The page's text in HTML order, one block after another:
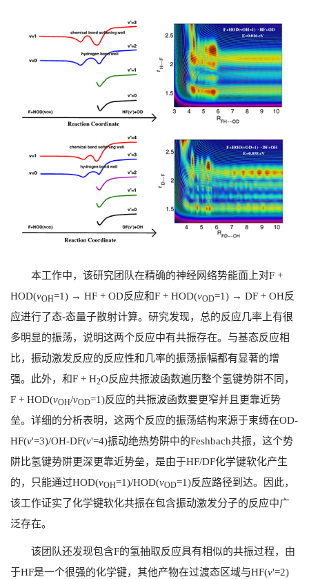
本工作中，该研究团队在精确的神经网络势能面上对F +
HOD(vOH=1) → HF + OD反应和F + HOD(vOD=1) → DF + OH反
应进行了态-态量子散射计算。研究发现，总的反应几率上有很
多明显的振荡，说明这两个反应中有共振存在。与基态反应相
比，振动激发反应的反应性和几率的振荡振幅都有显著的增
强。此外，和F + H2O反应共振波函数遍历整个氢键势阱不同，
F + HOD(vOH/vOD=1)反应的共振波函数要更窄并且更靠近势
垒。详细的分析表明，这两个反应的振荡结构来源于束缚在OD-
HF(v'=3)/OH-DF(v'=4)振动绝热势阱中的Feshbach共振，这个势
阱比氢键势阱更深更靠近势垒，是由于HF/DF化学键软化产生
的，只能通过HOD(vOH=1)/HOD(vOD=1)反应路径到达。因此，
该工作证实了化学键软化共振在包含振动激发分子的反应中广
泛存在。
该团队还发现包含F的氢抽取反应具有相似的共振过程，由
于HF是一个很强的化学键，其他产物在过渡态区域与HF(v'=2)